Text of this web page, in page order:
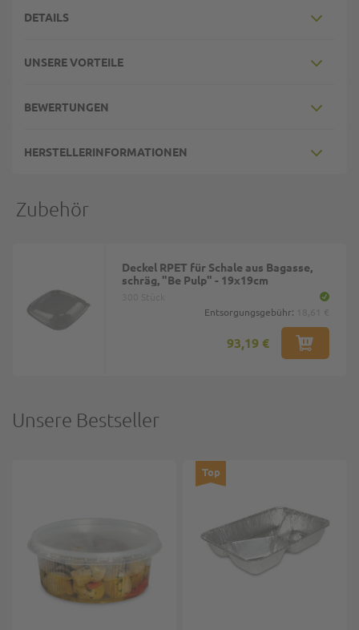
DETAILS
UNSERE VORTEILE
BEWERTUNGEN
HERSTELLERINFORMATIONEN
Zubehör
Deckel RPET für Schale aus Bagasse,
schräg, "Be Pulp" - 19x19cm
Entsorgungsgebühr:
93,19 €
Unsere Bestseller
Top